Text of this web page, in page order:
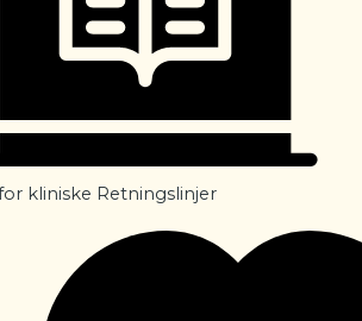
kliniske Retningslinjer